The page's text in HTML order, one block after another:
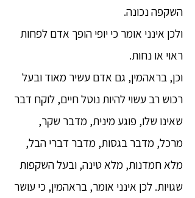
השקפה נכונה.
ולכן אינני אומר כי יופי הופך אדם לפחות
ראוי או נחות.
וכן, בראהמין, גם אדם עשיר מאוד ובעל
רכוש רב עשוי להיות נוטל חיים, לוקח דבר
שאינו שלו, פוגע מינית, מדבר שקר,
מרכל, מדבר בגסות, מדבר דברי הבל,
מלא חמדנות, מלא טינה, ובעל השקפות
שגויות. לכן אינני אומר, בראהמין, כי עושר